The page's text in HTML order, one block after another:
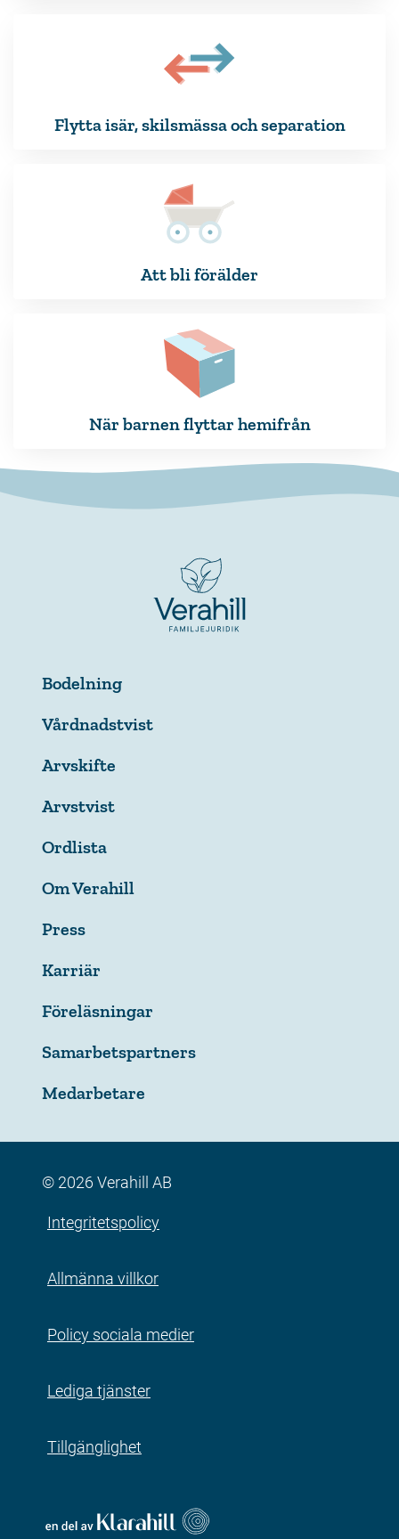
Flytta isär, skilsmässa och separation
Att bli förälder
När barnen flyttar hemifrån
Bodelning
Vårdnadstvist
Arvskifte
Arvstvist
Ordlista
Om Verahill
Press
Karriär
Föreläsningar
Samarbetspartners
Medarbetare
© 2026 Verahill AB
Integritetspolicy
Allmänna villkor
Policy sociala medier
Lediga tjänster
Tillgänglighet